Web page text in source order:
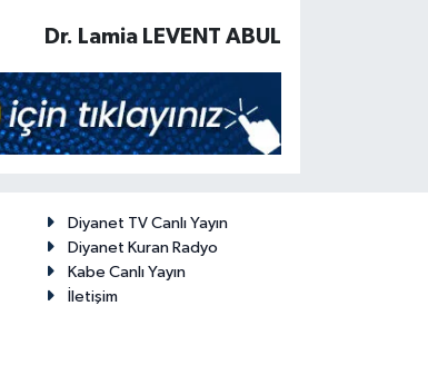
Dr. Lamia LEVENT ABUL
Diyanet TV Canlı Yayın
Diyanet Kuran Radyo
Kabe Canlı Yayın
İletişim